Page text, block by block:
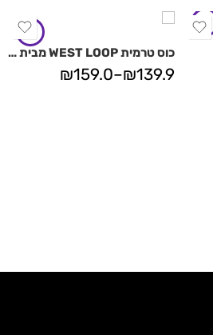
כוס טרמית WEST LOOP מבית Contigo
₪139.9
–
₪159.0